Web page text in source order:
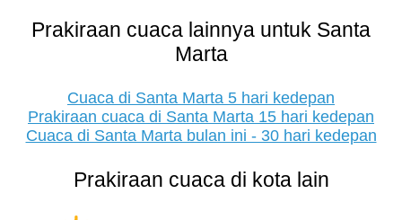
Prakiraan cuaca lainnya untuk Santa
Marta
Cuaca di Santa Marta 5 hari kedepan
Prakiraan cuaca di Santa Marta 15 hari kedepan
Cuaca di Santa Marta bulan ini - 30 hari kedepan
Prakiraan cuaca di kota lain